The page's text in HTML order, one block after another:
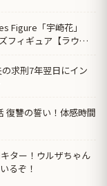
Figure「宇崎花」
フィギュア【ラウン
求刑7年翌日にイン
復讐の誓い！体感時間
ター！ウルザちゃん
るぞ！